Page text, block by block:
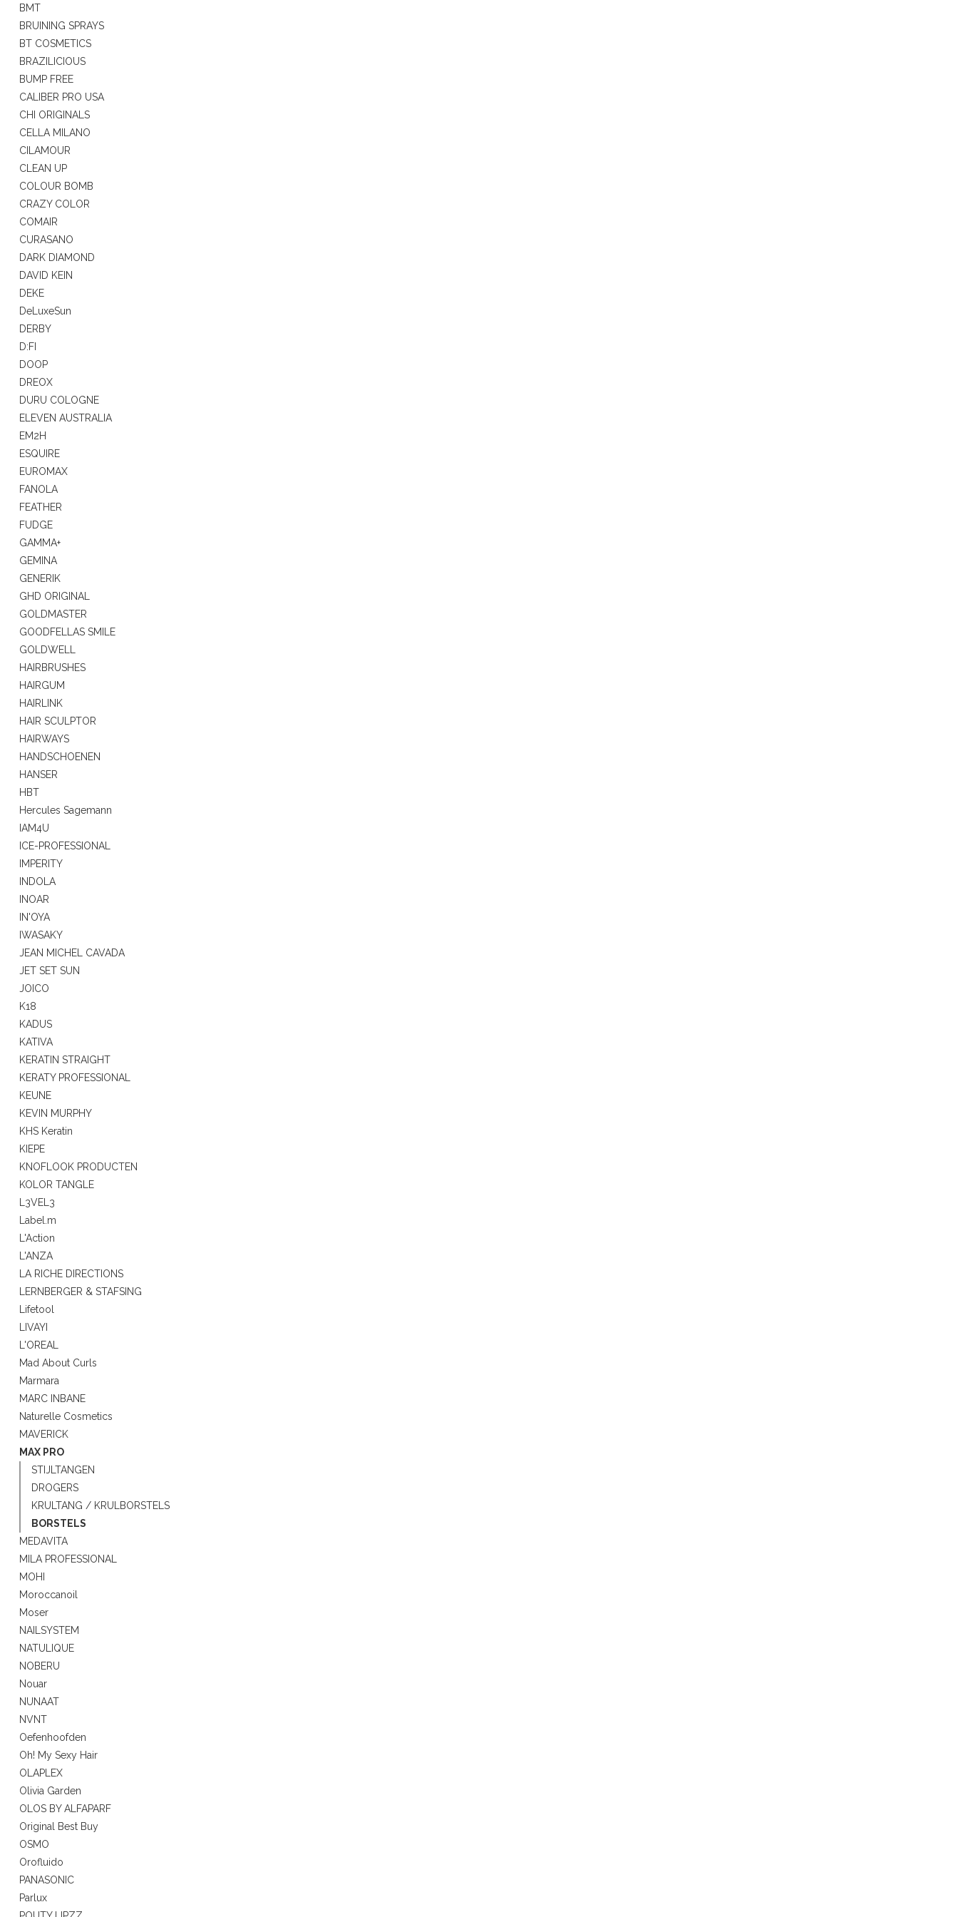
BMT
BRUINING SPRAYS
BT COSMETICS
BRAZILICIOUS
BUMP FREE
CALIBER PRO USA
CHI ORIGINALS
CELLA MILANO
CILAMOUR
CLEAN UP
COLOUR BOMB
CRAZY COLOR
COMAIR
CURASANO
DARK DIAMOND
DAVID KEIN
DEKE
DeLuxeSun
DERBY
D:FI
DOOP
DREOX
DURU COLOGNE
ELEVEN AUSTRALIA
EM2H
ESQUIRE
EUROMAX
FANOLA
FEATHER
FUDGE
GAMMA+
GEMINA
GENERIK
GHD ORIGINAL
GOLDMASTER
GOODFELLAS SMILE
GOLDWELL
HAIRBRUSHES
HAIRGUM
HAIRLINK
HAIR SCULPTOR
HAIRWAYS
HANDSCHOENEN
HANSER
HBT
Hercules Sagemann
IAM4U
ICE-PROFESSIONAL
IMPERITY
INDOLA
INOAR
IN'OYA
IWASAKY
JEAN MICHEL CAVADA
JET SET SUN
JOICO
K18
KADUS
KATIVA
KERATIN STRAIGHT
KERATY PROFESSIONAL
KEUNE
KEVIN MURPHY
KHS Keratin
KIEPE
KNOFLOOK PRODUCTEN
KOLOR TANGLE
L3VEL3
Label.m
L'Action
L'ANZA
LA RICHE DIRECTIONS
LERNBERGER & STAFSING
Lifetool
LIVAYI
L'OREAL
Mad About Curls
Marmara
MARC INBANE
Naturelle Cosmetics
MAVERICK
MAX PRO
STIJLTANGEN
DROGERS
KRULTANG / KRULBORSTELS
BORSTELS
MEDAVITA
MILA PROFESSIONAL
MOHI
Moroccanoil
Moser
NAILSYSTEM
NATULIQUE
NOBERU
Nouar
NUNAAT
NVNT
Oefenhoofden
Oh! My Sexy Hair
OLAPLEX
Olivia Garden
OLOS BY ALFAPARF
Original Best Buy
OSMO
Orofluido
PANASONIC
Parlux